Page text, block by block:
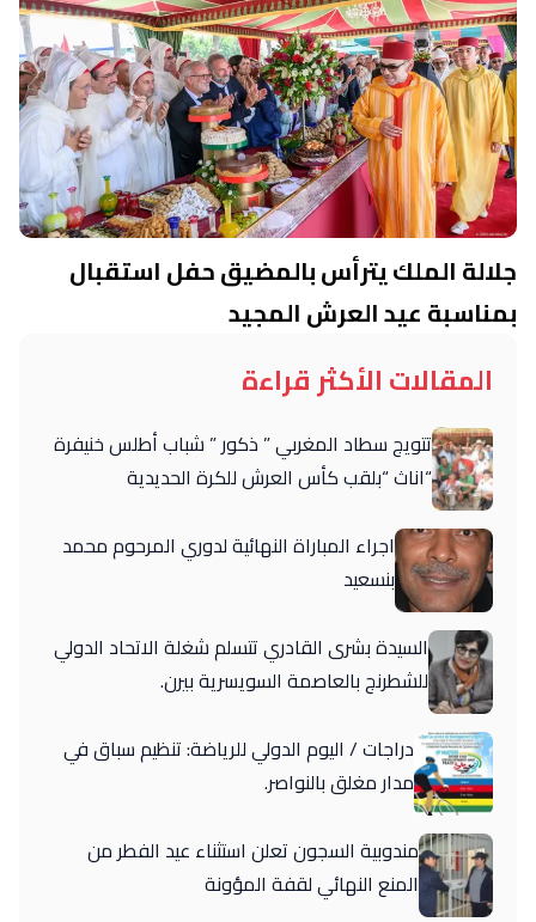
جلالة الملك يترأس بالمضيق حفل استقبال
بمناسبة عيد العرش المجيد
المقالات الأكثر قراءة
تتويج سطاد المغربي ” ذكور ” شباب أطلس خنيفرة
“اناث “بلقب كأس العرش للكرة الحديدية
اجراء المباراة النهائية لدوري المرحوم محمد
بنسعيد
السيدة بشرى القادري تتسلم شغلة الاتحاد الدولي
للشطرنج بالعاصمة السويسرية بيرن.
دراجات / اليوم الدولي للرياضة: تنظيم سباق في
مدار مغلق بالنواصر.
مندوبية السجون تعلن استثناء عيد الفطر من
المنع النهائي لقفة المؤونة